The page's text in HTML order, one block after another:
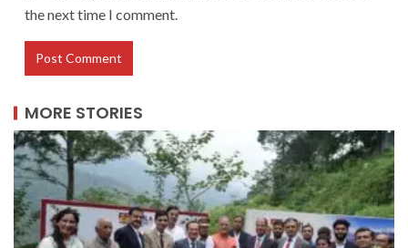
the next time I comment.
MORE STORIES